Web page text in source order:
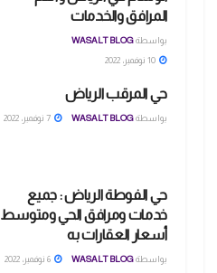
المرافق والخدمات
بواسطةWASALT BLOG
حي المرقب الرياض
بواسطةWASALT BLOG
حي الفوطة الرياض : جميع
خدمات ومرافق الحي ومتوسط
أسعار العقارات به
بواسطةWASALT BLOG